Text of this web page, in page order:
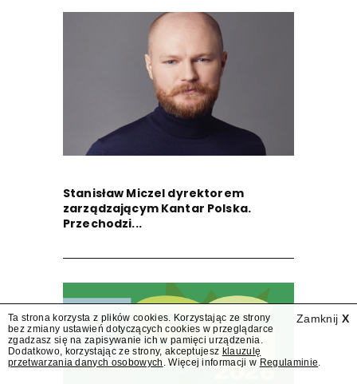
Stanisław Miczel dyrektorem
zarządzającym Kantar Polska.
Przechodzi...
Zamknij X
Ta strona korzysta z plików cookies. Korzystając ze strony
bez zmiany ustawień dotyczących cookies w przeglądarce
zgadzasz się na zapisywanie ich w pamięci urządzenia.
Dodatkowo, korzystając ze strony, akceptujesz klauzulę
przetwarzania danych osobowych . Więcej informacji w Regulaminie.